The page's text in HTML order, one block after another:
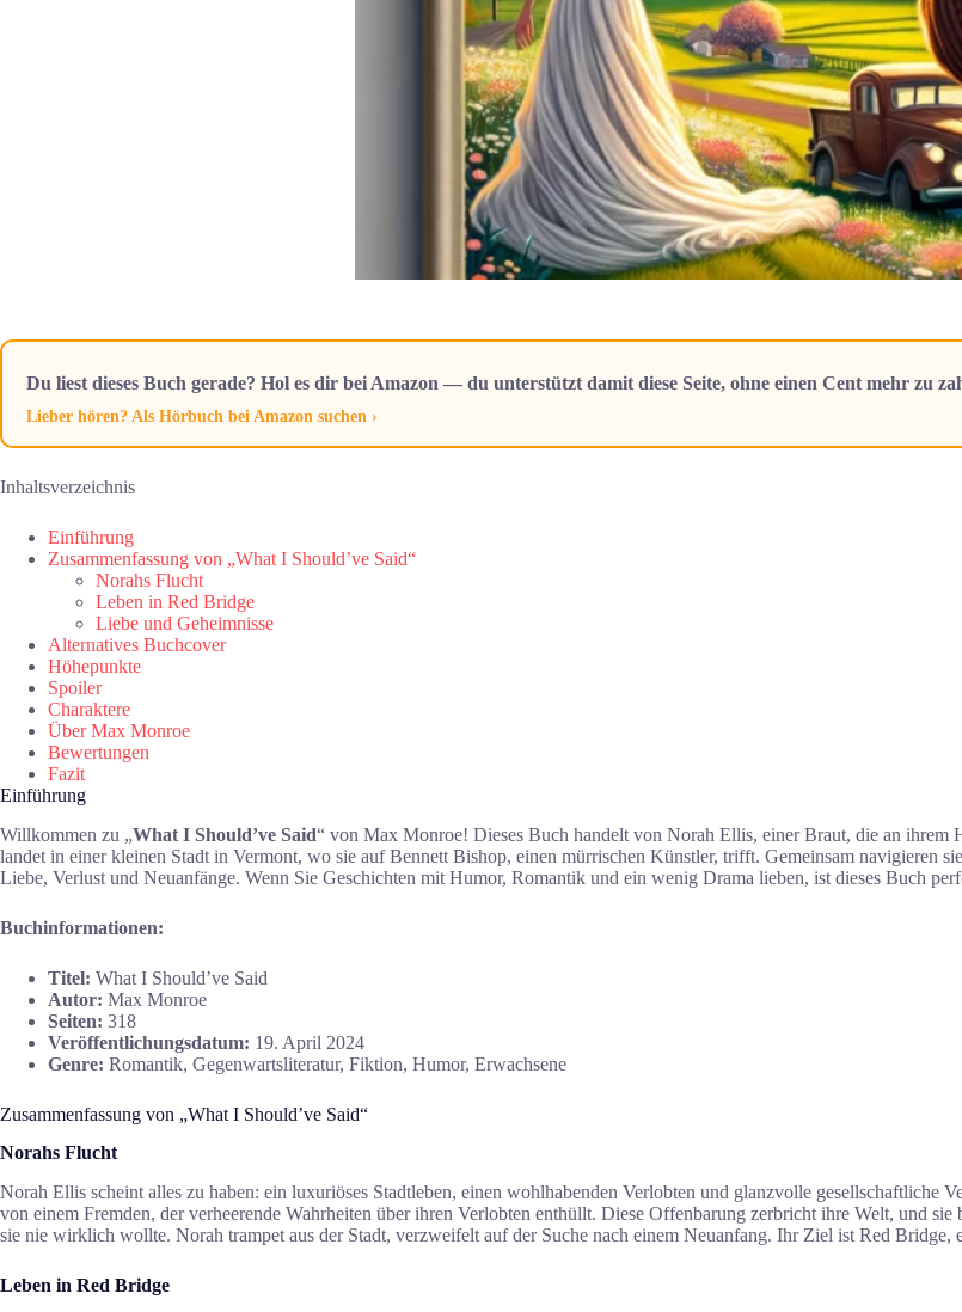
Du liest dieses Buch gerade? Hol es dir bei Amazon — du unterstützt damit diese Seite, ohne einen Cent mehr zu
Lieber hören? Als Hörbuch bei Amazon suchen ›
Inhaltsverzeichnis
Einführung
Zusammenfassung von „What I Should’ve Said“
Norahs Flucht
Leben in Red Bridge
Liebe und Geheimnisse
Alternatives Buchcover
Höhepunkte
Spoiler
Charaktere
Über Max Monroe
Bewertungen
Fazit
Einführung
Willkommen zu „What I Should’ve Said“ von Max Monroe! Dieses Buch handelt von Norah Ellis, einer Braut, die an
landet in einer kleinen Stadt in Vermont, wo sie auf Bennett Bishop, einen mürrischen Künstler, trifft. Gemeinsam navigieren
Liebe, Verlust und Neuanfänge. Wenn Sie Geschichten mit Humor, Romantik und ein wenig Drama lieben, ist dieses Buch
Buchinformationen:
Titel: What I Should’ve Said
Autor: Max Monroe
Seiten: 318
Veröffentlichungsdatum: 19. April 2024
Genre: Romantik, Gegenwartsliteratur, Fiktion, Humor, Erwachsene
Zusammenfassung von „What I Should’ve Said“
Norahs Flucht
Norah Ellis scheint alles zu haben: ein luxuriöses Stadtleben, einen wohlhabenden Verlobten und glanzvolle gesellschaftliche
von einem Fremden, der verheerende Wahrheiten über ihren Verlobten enthüllt. Diese Offenbarung zerbricht ihre Welt, und
sie nie wirklich wollte. Norah trampet aus der Stadt, verzweifelt auf der Suche nach einem Neuanfang. Ihr Ziel ist Red Bridge,
Leben in Red Bridge